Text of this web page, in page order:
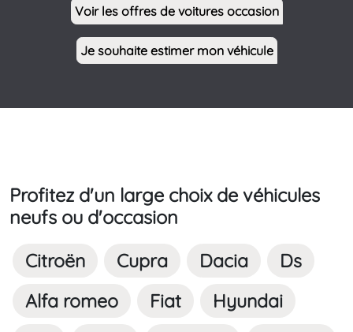
Voir les offres de voitures occasion
Je souhaite estimer mon véhicule
Profitez d'un large choix de véhicules
neufs ou d'occasion
Citroën Cupra Dacia
Ds
Alfa romeo
Fiat
Hyundai